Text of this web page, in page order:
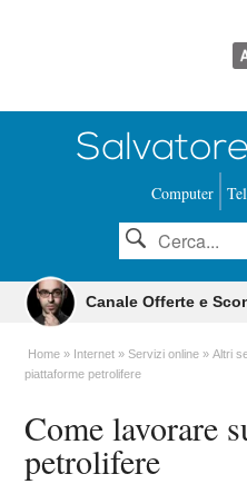
Computer
Canale Offerte e
Home Internet Servizi online Altri
piattaforme petrolifere
Come lavorare
petrolifere